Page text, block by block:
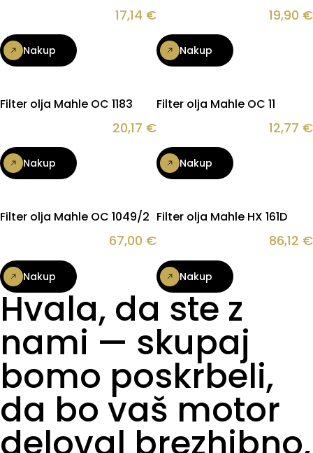
17,14 €
Nakup
19,90 €
Nakup
Filter olja Mahle OC 1183
20,17 €
Nakup
Filter olja Mahle OC 11
12,77 €
Nakup
Filter olja Mahle OC 1049/2
67,00 €
Nakup
Filter olja Mahle HX 161D
86,12 €
Nakup
Hvala, da ste z
nami — skupaj
bomo poskrbeli,
da bo vaš motor
deloval brezhibno,